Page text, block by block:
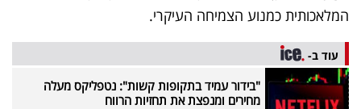
המלאכותית כמנוע הצמיחה העיקרי.
עוד ב-
"בידור עמיד בתקופות קשות": נטפליקס מעלה
מחירים ומנפצת את תחזיות הרווח